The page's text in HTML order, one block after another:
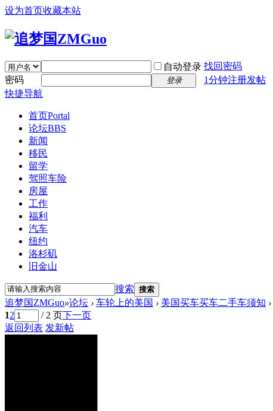
设为首页收藏本站
自动登录 找回密码
密码
登录
1分钟注册发帖
快捷导航
首页Portal
论坛BBS
新闻
移民
留学
驾照车险
房屋
工作
福利
汽车
纽约
洛杉矶
旧金山
搜索 搜索
追梦国ZMGuo»论坛 › 车轮上的美国 › 美国买车买车二手车须知 ›
12 / 2 页下一页
返回列表 发新帖